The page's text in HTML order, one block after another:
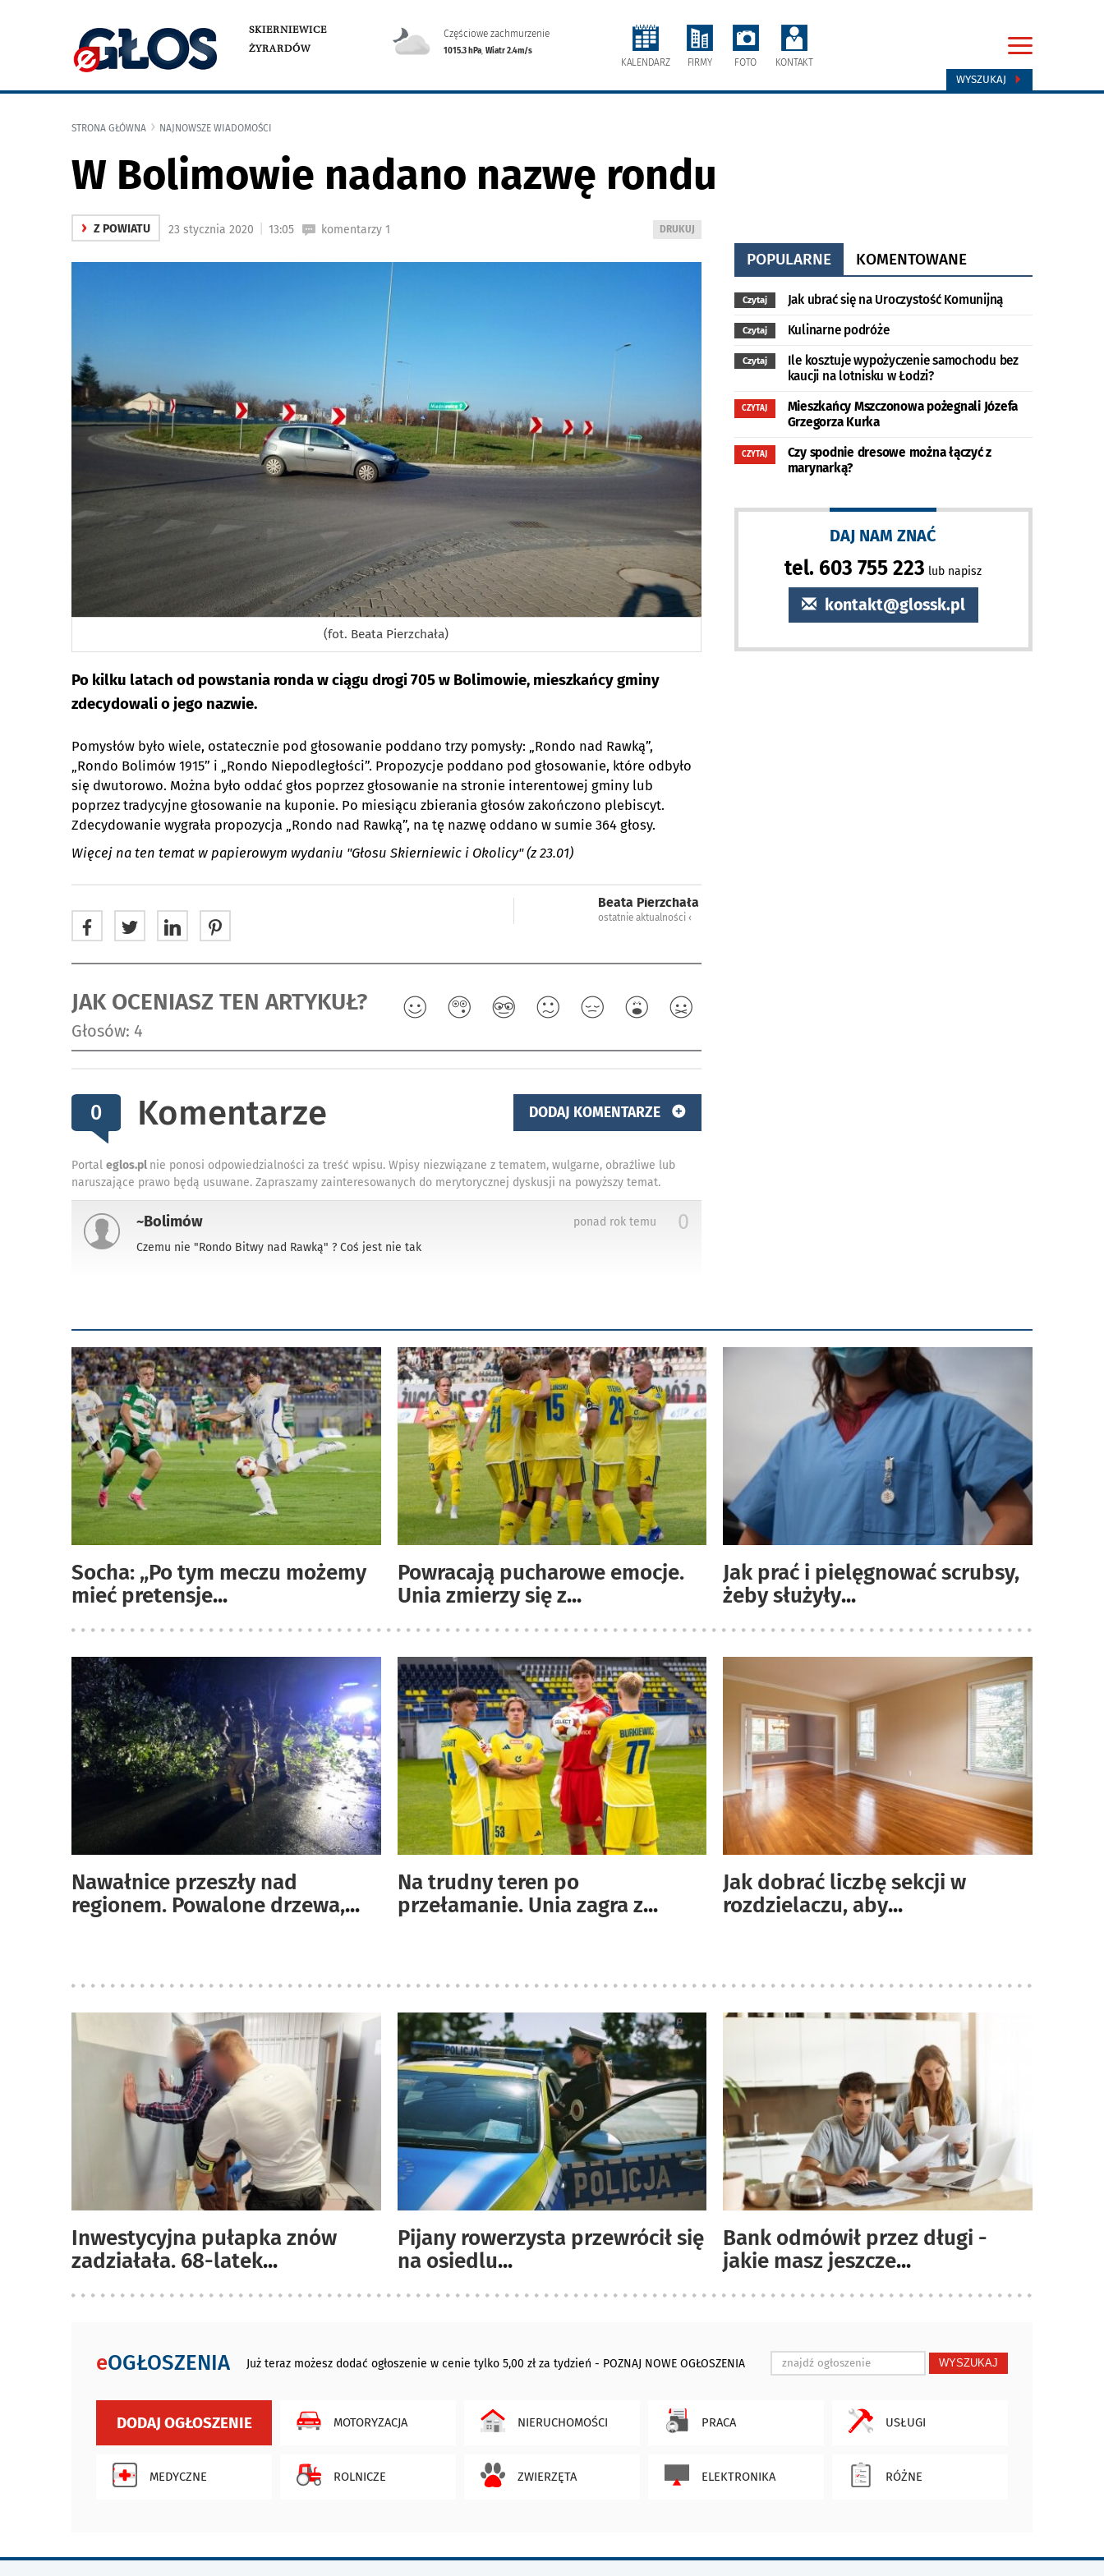
SKIERNIEWICE
ŻYRARDÓW
Częściowe zachmurzenie
1015.3 hPa,Wiatr 2.4m/s
KALENDARZ FIRMY FOTO KONTAKT
WYSZUKAJ
STRONA GŁÓWNA NAJNOWSZE WIADOMOŚCI
W Bolimowie nadano nazwę rondu
› Z POWIATU
WYDRUKUJ
DO
DRUKUJ
23 stycznia 2020 13:05 komentarzy 1
(fot. Beata Pierzchała)
Po kilku latach od powstania ronda w ciągu drogi 705 w Bolimowie, mieszkańcy gminy
zdecydowali o jego nazwie.
Pomysłów było wiele, ostatecznie pod głosowanie poddano trzy pomysły: „Rondo nad Rawką”,
„Rondo Bolimów 1915” i „Rondo Niepodległości”. Propozycje poddano pod głosowanie, które odbyło
się dwutorowo. Można było oddać głos poprzez głosowanie na stronie interentowej gminy lub
poprzez tradycyjne głosowanie na kuponie. Po miesiącu zbierania głosów zakończono plebiscyt.
Zdecydowanie wygrała propozycja „Rondo nad Rawką”, na tę nazwę oddano w sumie 364 głosy.
Więcej na ten temat w papierowym wydaniu "Głosu Skierniewic i Okolicy" (z 23.01)
Beata Pierzchała
ostatnie aktualności ‹
JAK OCENIASZ TEN ARTYKUŁ?
Głosów: 4
0 Komentarze DODAJ KOMENTARZE
Portal eglos.pl nie ponosi odpowiedzialności za treść wpisu. Wpisy niezwiązane z tematem, wulgarne, obraźliwe lub
naruszające prawo będą usuwane. Zapraszamy zainteresowanych do merytorycznej dyskusji na powyższy temat.
~Bolimów 0
ponad rok temu
Czemu nie "Rondo Bitwy nad Rawką" ? Coś jest nie tak
POPULARNE KOMENTOWANE
Czytaj Jak ubrać się na Uroczystość Komunijną
Czytaj Kulinarne podróże
Czytaj
Ile kosztuje wypożyczenie samochodu bez
kaucji na lotnisku w Łodzi?
CZYTAJ
Mieszkańcy Mszczonowa pożegnali Józefa
Grzegorza Kurka
CZYTAJ
Czy spodnie dresowe można łączyć z
marynarką?
DAJ NAM ZNAĆ
tel. 603 755 223 lub napisz
kontakt@glossk.pl
Socha: „Po tym meczu możemy
mieć pretensje...
Powracają pucharowe emocje.
Unia zmierzy się z...
Jak prać i pielęgnować scrubsy,
żeby służyły...
Nawałnice przeszły nad
regionem. Powalone drzewa,...
Na trudny teren po
przełamanie. Unia zagra z...
Jak dobrać liczbę sekcji w
rozdzielaczu, aby...
Inwestycyjna pułapka znów
zadziałała. 68-latek...
Pijany rowerzysta przewrócił się
na osiedlu...
Bank odmówił przez długi -
jakie masz jeszcze...
eOGŁOSZENIA Już teraz możesz dodać ogłoszenie w cenie tylko 5,00 zł za tydzień - POZNAJ NOWE OGŁOSZENIA WYSZUKAJ
DODAJ OGŁOSZENIE MOTORYZACJA NIERUCHOMOŚCI PRACA USŁUGI
MEDYCZNE ROLNICZE ZWIERZĘTA ELEKTRONIKA RÓŻNE